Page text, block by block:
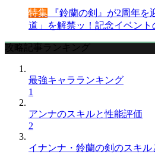
特集 『鈴蘭の剣』が2周年を
道」を解禁ッ！記念イベント
攻略記事ランキング
最強キャラランキング
1
アンナのスキルと性能評価
2
イナンナ・鈴蘭の剣のスキル